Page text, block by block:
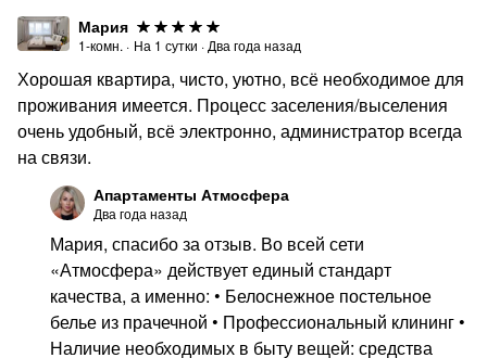
▪ Усадьба «Скорняково-Архангельское»
▪ Природный заповедник «Галичья гора»
▪ Природный парк «Олений»
▪ Археологический парк «Аргамач»
❤️ ДОБАВЬТЕ ЭТО ОБЪЯВЛЕНИЕ В ИЗБРАННОЕ,
ЧТОБЫ НЕ ПОТЕРЯТЬ!
А ЛУЧШЕ ВЫБИРАЙТЕ ДАТЫ И БРОНИРУЙТЕ
ПРЯМО СЕЙЧАС!
Мария
1-комн. · На 1 сутки · Два года назад
Хорошая квартира, чисто, уютно, всё необходимое для
проживания имеется. Процесс заселения/выселения
очень удобный, всё электронно, администратор всегда
на связи.
Апартаменты Атмосфера
Два года назад
Мария, спасибо за отзыв. Во всей сети
«Атмосфера» действует единый стандарт
качества, а именно: • Белоснежное постельное
белье из прачечной • Профессиональный клининг •
Наличие необходимых в быту вещей: средства